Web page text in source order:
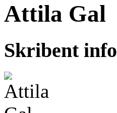
Attila Gal
Skribent info